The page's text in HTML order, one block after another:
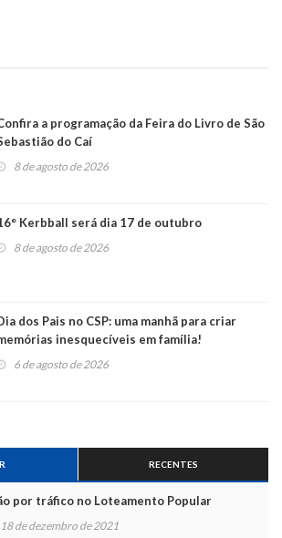
a programação da Feira do Livro de São
do Caí
8 de agosto de 2026
Kerbball será dia 17 de outubro
8 de agosto de 2026
dos Pais no CSP: uma manhã para criar
inesquecíveis em família!
6 de agosto de 2026
RECENTES
por tráfico no Loteamento Popular
18 de dezembro de 2021